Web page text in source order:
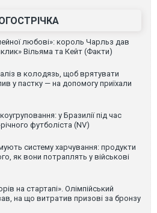
любові»: король Чарльз дав
Вільяма та Кейт (Факти)
в колодязь, щоб врятувати
у пастку — на допомогу приїхали
у Бразилії під час
футболіста (NV)
систему харчування: продукти
як вони потраплять у військові
на стартапі». Олімпійський
на що витратив призові за бронзу